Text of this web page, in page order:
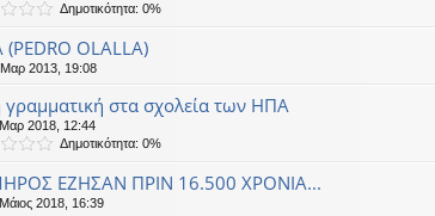
Δημοτικότητα: 0%
OLALLA)
2013, 19:08
στα σχολεία των ΗΠΑ
2018, 12:44
Δημοτικότητα: 0%
ΕΖΗΣΑΝ ΠΡΙΝ 16.500 ΧΡΟΝΙΑ...
2018, 16:39